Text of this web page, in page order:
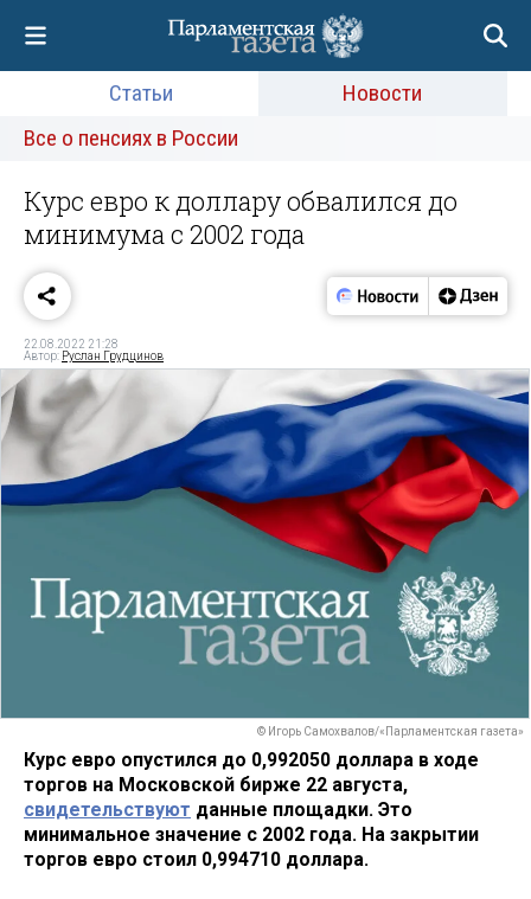
Статьи
Новости
Все о пенсиях в России
Курс евро к доллару обвалился до
минимума с 2002 года
22.08.2022 21:28
Автор: Руслан Грудцинов
© Игорь Самохвалов/«Парламентская газета»
Курс евро опустился до 0,992050 доллара в ходе
торгов на Московской бирже 22 августа,
свидетельствуют данные площадки. Это
минимальное значение с 2002 года. На закрытии
торгов евро стоил 0,994710 доллара.